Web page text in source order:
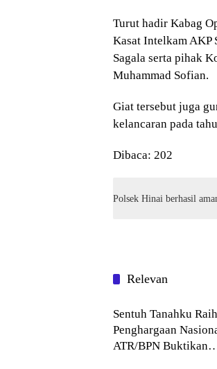
Turut hadir Kabag
Kasat Intelkam AKP
Sagala serta pihak
Muhammad Sofian.
Giat tersebut juga
kelancaran pada
Dibaca: 202
Polsek Hinai berhasil
Relevan
Blog
Sentuh Tanahku Raih
Penghargaan
ATR/BPN Buktikan